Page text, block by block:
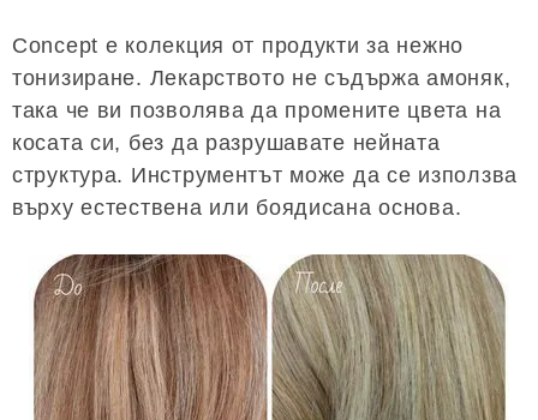
Concept е колекция от продукти за нежно
тонизиране. Лекарството не съдържа амоняк,
така че ви позволява да промените цвета на
косата си, без да разрушавате нейната
структура. Инструментът може да се използва
върху естествена или боядисана основа.